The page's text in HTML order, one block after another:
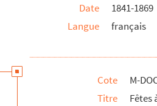
Date
1841-1869
Langue
français
Cote
M-
Titre
Fêtes